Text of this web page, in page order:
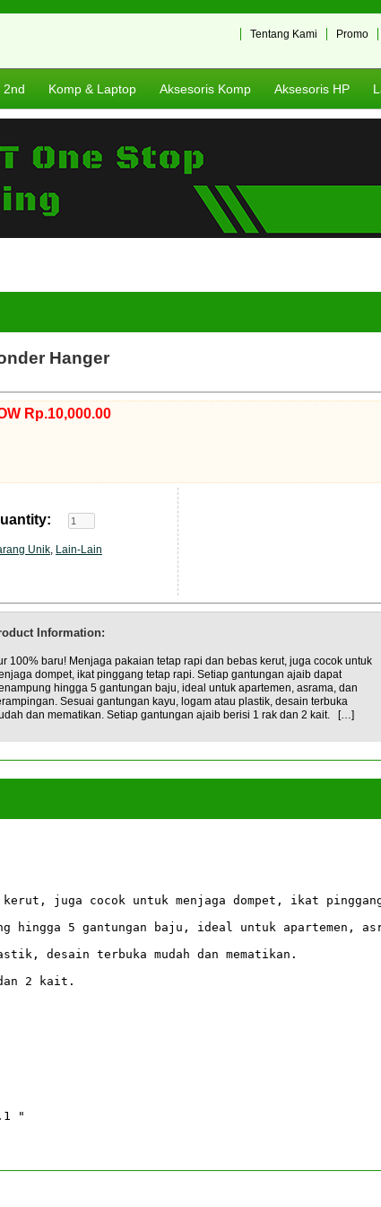
Promo
Tentang Kami
2nd Komp & Laptop Aksesoris Komp Aksesoris HP
Hanger
Rp.10,000.00
Unik, Lain-Lain
Information:
100% baru! Menjaga pakaian tetap rapi dan bebas kerut, juga cocok untuk
dompet, ikat pinggang tetap rapi. Setiap gantungan ajaib dapat
hingga 5 gantungan baju, ideal untuk apartemen, asrama, dan
Sesuai gantungan kayu, logam atau plastik, desain terbuka
dan mematikan. Setiap gantungan ajaib berisi 1 rak dan 2 kait. […]
kerut, juga cocok untuk menjaga dompet, ikat
hingga 5 gantungan baju, ideal untuk apartemen,
desain terbuka mudah dan mematikan.
2 kait.
"